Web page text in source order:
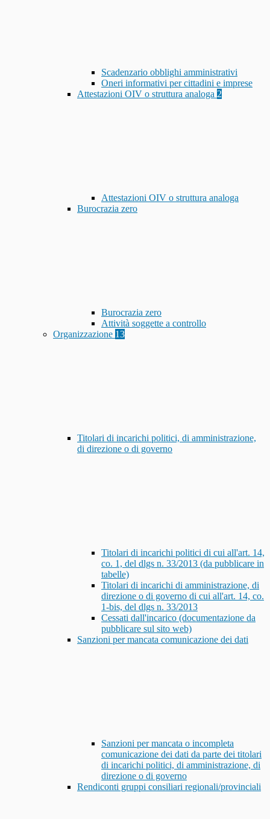
Scadenzario obblighi amministrativi
Oneri informativi per cittadini e imprese
Attestazioni OIV o struttura analoga 2
Attestazioni OIV o struttura analoga
Burocrazia zero
Burocrazia zero
Attività soggette a controllo
Organizzazione 13
Titolari di incarichi politici, di amministrazione,
di direzione o di governo
Titolari di incarichi politici di cui all'art. 14,
co. 1, del dlgs n. 33/2013 (da pubblicare in
tabelle)
Titolari di incarichi di amministrazione, di
direzione o di governo di cui all'art. 14, co.
1-bis, del dlgs n. 33/2013
Cessati dall'incarico (documentazione da
pubblicare sul sito web)
Sanzioni per mancata comunicazione dei dati
Sanzioni per mancata o incompleta
comunicazione dei dati da parte dei titolari
di incarichi politici, di amministrazione, di
direzione o di governo
Rendiconti gruppi consiliari regionali/provinciali